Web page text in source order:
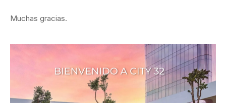
Muchas gracias.